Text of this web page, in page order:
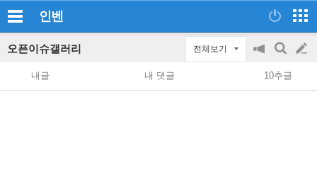
인벤
오픈이슈갤러리 전체보기
공
지
on/off
검
색
글
쓰
내글 내 댓글 10추글